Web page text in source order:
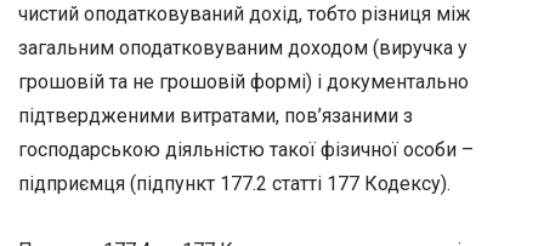
чистий оподатковуваний дохід, тобто різниця між
загальним оподатковуваним доходом (виручка у
грошовій та не грошовій формі) і документально
підтвердженими витратами, пов’язаними з
господарською діяльністю такої фізичної особи –
підприємця (підпункт 177.2 статті 177 Кодексу).